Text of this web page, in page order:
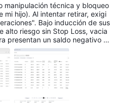
manipulación técnica y bloqueo
hijo). Al intentar retirar, exigi
Bajo inducción de sus
alto riesgo sin Stop Loss, vacia
presentan un saldo negativo fi
el cierre de cuenta y justificar l
diseñado para evitar retir
(personal and son's account).
demanded an unjustified "mi
guidance, high-risk trade
wiping out all funds in minut